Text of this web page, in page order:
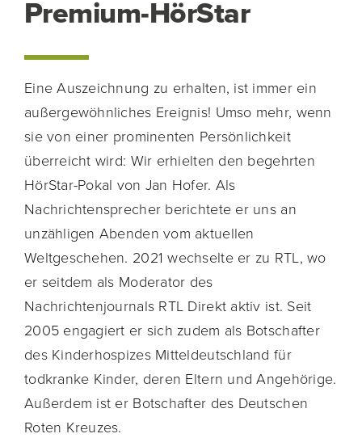
Premium-HörStar
Eine Auszeichnung zu erhalten, ist immer ein
außergewöhnliches Ereignis! Umso mehr, wenn
sie von einer prominenten Persönlichkeit
überreicht wird: Wir erhielten den begehrten
HörStar-Pokal von Jan Hofer. Als
Nachrichtensprecher berichtete er uns an
unzähligen Abenden vom aktuellen
Weltgeschehen. 2021 wechselte er zu RTL, wo
er seitdem als Moderator des
Nachrichtenjournals RTL Direkt aktiv ist. Seit
2005 engagiert er sich zudem als Botschafter
des Kinderhospizes Mitteldeutschland für
todkranke Kinder, deren Eltern und Angehörige.
Außerdem ist er Botschafter des Deutschen
Roten Kreuzes.